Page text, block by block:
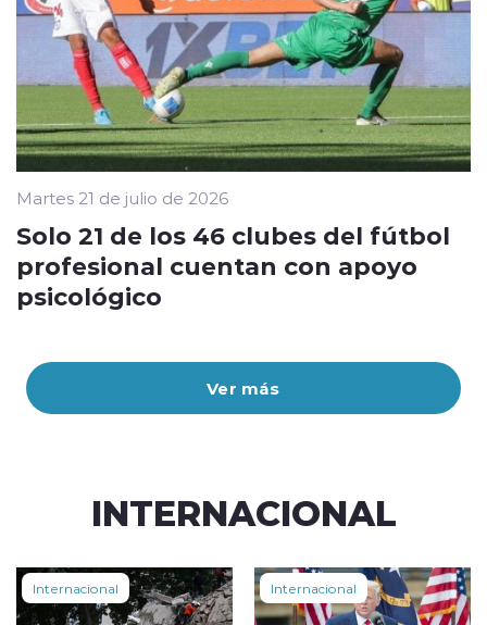
Ver más
Martes 21 de julio de 2026
Solo 21 de los 46 clubes del fútbol
profesional cuentan con apoyo
psicológico
INTERNACIONAL
Internacional Internacional